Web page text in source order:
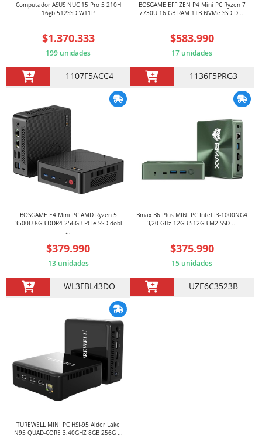
Computador ASUS NUC 15 Pro 5 210H
16gb 512SSD W11P
$1.370.333
199 unidades
1107F5ACC4
BOSGAME EFFIZEN P4 Mini PC Ryzen 7
7730U 16 GB RAM 1TB NVMe SSD D ...
$583.990
17 unidades
1136F5PRG3
BOSGAME E4 Mini PC AMD Ryzen 5
3500U 8GB DDR4 256GB PCIe SSD dobl
$379.990
13 unidades
WL3FBL43DO
Bmax B6 Plus MINI PC Intel I3-1000NG4
3,20 GHz 12GB 512GB M2 SSD ...
$375.990
15 unidades
UZE6C3523B
TUREWELL MINI PC HSI-95 Alder Lake
N95 QUAD-CORE 3.40GHZ 8GB 256G ...